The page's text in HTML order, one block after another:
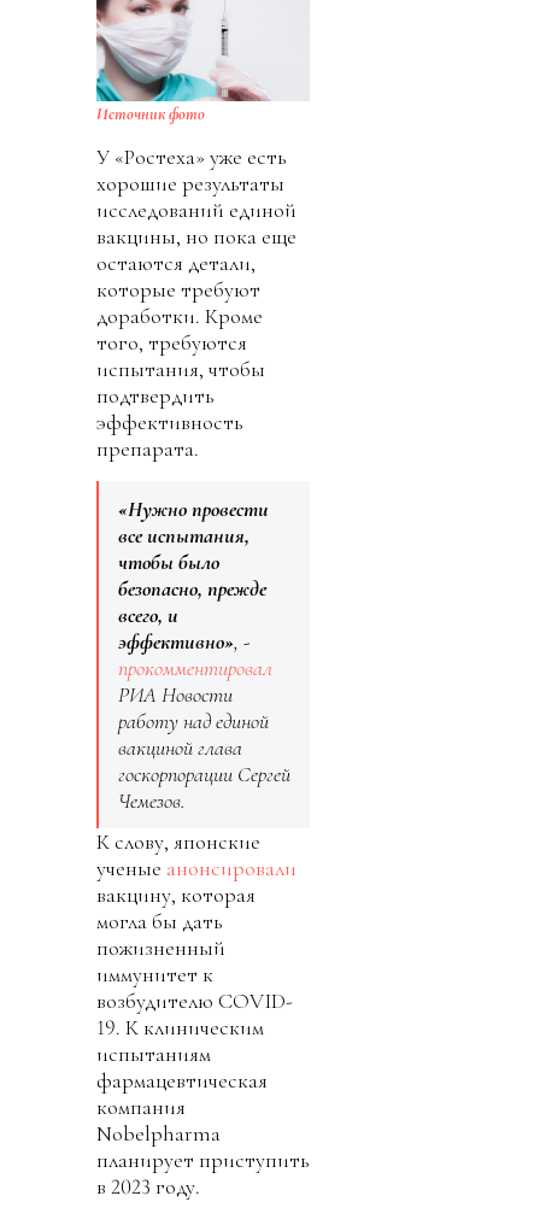
Источник фото
У «Ростеха» уже есть
хорошие результаты
исследований единой
вакцины, но пока еще
остаются детали,
которые требуют
доработки. Кроме
того, требуются
испытания, чтобы
подтвердить
эффективность
препарата.
«Нужно провести
все испытания,
чтобы было
безопасно, прежде
всего, и
эффективно», -
прокомментировал
РИА Новости
работу над единой
вакциной глава
госкорпорации Сергей
Чемезов.
К слову, японские
ученые анонсировали
вакцину, которая
могла бы дать
пожизненный
иммунитет к
возбудителю COVID-
19. К клиническим
испытаниям
фармацевтическая
компания
Nobelpharma
планирует приступить
в 2023 году.